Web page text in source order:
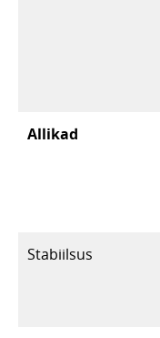
Allikad
Stabiilsus